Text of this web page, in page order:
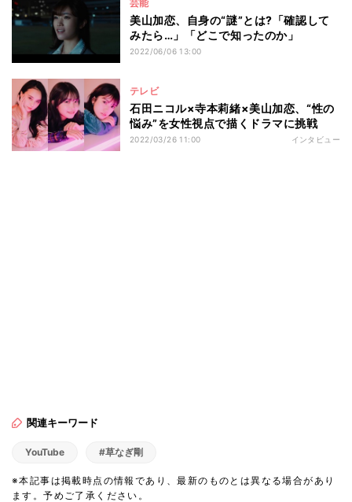
芸能
美山加恋、自身の“謎”とは?「確認して
みたら…」「どこで知ったのか」
2022/06/06 13:00
テレビ
石田ニコル×寺本莉緒×美山加恋、“性の
悩み”を女性視点で描くドラマに挑戦
2022/03/26 11:00 インタビュー
関連キーワード
YouTube #草なぎ剛
※本記事は掲載時点の情報であり、最新のものとは異なる場合があり
ます。予めご了承ください。